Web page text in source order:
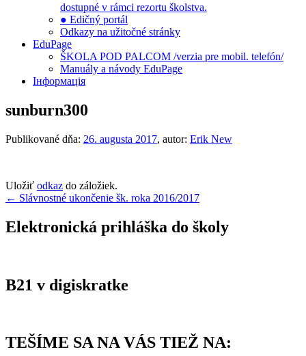
dostupné v rámci rezortu školstva.
● Edičný portál
Odkazy na užitočné stránky
EduPage
ŠKOLA POD PALCOM /verzia pre mobil. telefón/
Manuály a návody EduPage
Інформація
sunburn300
Publikované dňa: 26. augusta 2017, autor: Erik New
Uložiť odkaz do záložiek.
Navigácia
v
článku
← Slávnostné ukončenie šk. roka 2016/2017
Elektronická prihláška do školy
B21 v digiskratke
TEŠÍME SA NA VÁS TIEŽ NA: